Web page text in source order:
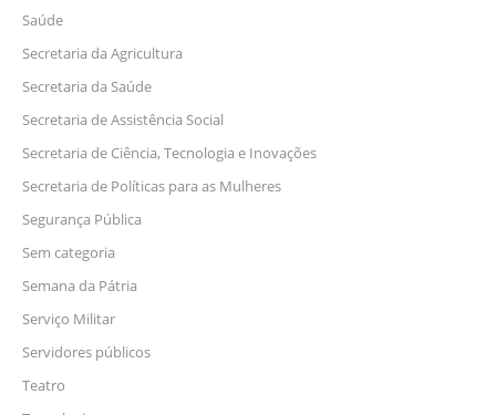
Saúde
Secretaria da Agricultura
Secretaria da Saúde
Secretaria de Assistência Social
Secretaria de Ciência, Tecnologia e Inovações
Secretaria de Políticas para as Mulheres
Segurança Pública
Sem categoria
Semana da Pátria
Serviço Militar
Servidores públicos
Teatro